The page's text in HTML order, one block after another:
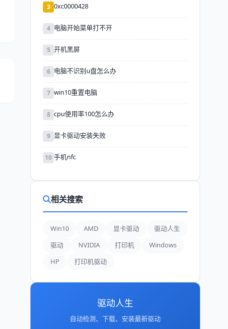
3 0xc0000428
4 电脑开始菜单打不开
5 开机黑屏
6 电脑不识别u盘怎么办
7 win10重置电脑
8 cpu使用率100怎么办
9 显卡驱动安装失败
10 手机nfc
相关搜索
Win10 AMD 显卡驱动
驱动人生
驱动
NVIDIA 打印机
Windows
HP
打印机驱动
驱动人生
自动检测、下载、安装最新驱动